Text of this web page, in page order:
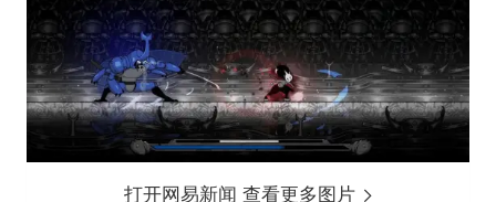
打开网易新闻 查看更多图片